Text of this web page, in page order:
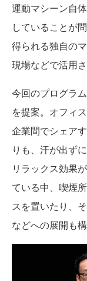
運動マシーン自
していることが
得られる独自の
現場などで活用さ
今回のプログラ
を提案。オフィ
企業間でシェア
りも、汗が出ず
リラックス効果
ている中、喫煙
スを置いたり、
などへの展開も